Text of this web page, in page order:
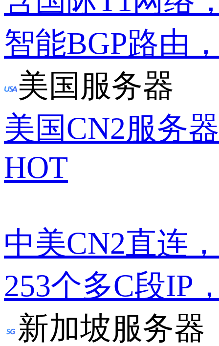
智能BGP路由
美国服务器
美国CN2服务器
HOT
中美CN2直连
253个多C段IP
新加坡服务器